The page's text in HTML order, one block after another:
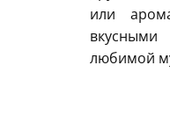
или
любимой